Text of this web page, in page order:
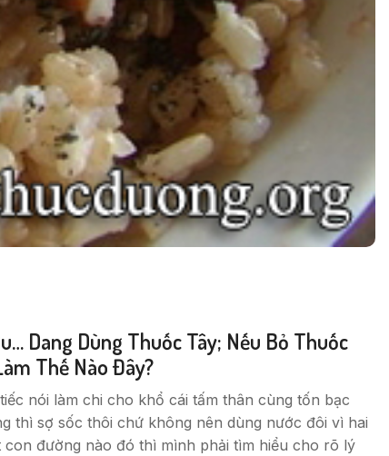
Dang Dùng Thuốc Tây; Nếu Bỏ Thuốc
Thế Nào Đây?
nói làm chi cho khổ cái tấm thân cùng tốn bạc
thì sợ sốc thôi chứ không nên dùng nước đôi vì hai
đường nào đó thì mình phải tìm hiểu cho rõ lý